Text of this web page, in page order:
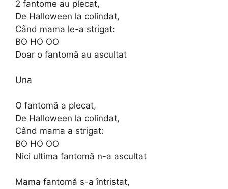
2 fantome au plecat,
De Halloween la colindat,
Când mama le-a strigat:
BO HO OO
Doar o fantomă au ascultat
Una
O fantomă a plecat,
De Halloween la colindat,
Când mama a strigat:
BO HO OO
Nici ultima fantomă n-a ascultat
Mama fantomă s-a întristat,